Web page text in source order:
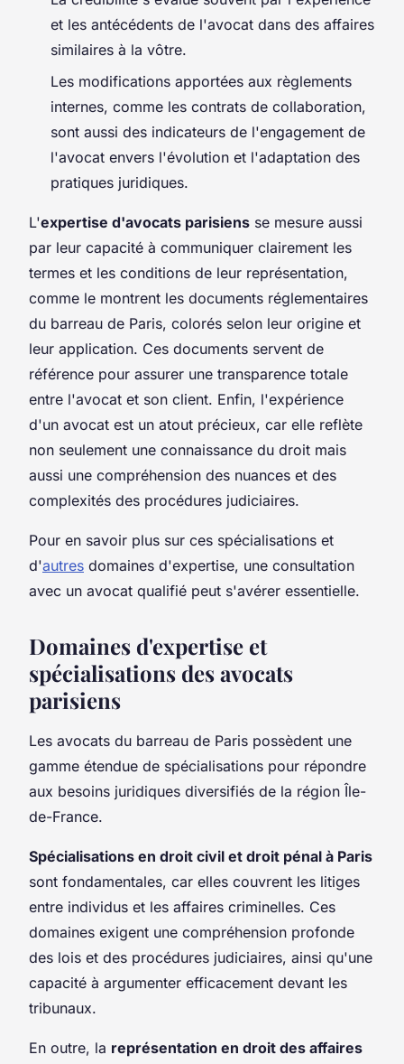
et les antécédents de l'avocat dans des affaires
similaires à la vôtre.
Les modifications apportées aux règlements
internes, comme les contrats de collaboration,
sont aussi des indicateurs de l'engagement de
l'avocat envers l'évolution et l'adaptation des
pratiques juridiques.
L'expertise d'avocats parisiens se mesure aussi
par leur capacité à communiquer clairement les
termes et les conditions de leur représentation,
comme le montrent les documents réglementaires
du barreau de Paris, colorés selon leur origine et
leur application. Ces documents servent de
référence pour assurer une transparence totale
entre l'avocat et son client. Enfin, l'expérience
d'un avocat est un atout précieux, car elle reflète
non seulement une connaissance du droit mais
aussi une compréhension des nuances et des
complexités des procédures judiciaires.
Pour en savoir plus sur ces spécialisations et
d'autres domaines d'expertise, une consultation
avec un avocat qualifié peut s'avérer essentielle.
Domaines d'expertise et
spécialisations des avocats
parisiens
Les avocats du barreau de Paris possèdent une
gamme étendue de spécialisations pour répondre
aux besoins juridiques diversifiés de la région Île-
de-France.
Spécialisations en droit civil et droit pénal à Paris
sont fondamentales, car elles couvrent les litiges
entre individus et les affaires criminelles. Ces
domaines exigent une compréhension profonde
des lois et des procédures judiciaires, ainsi qu'une
capacité à argumenter efficacement devant les
tribunaux.
En outre, la représentation en droit des affaires